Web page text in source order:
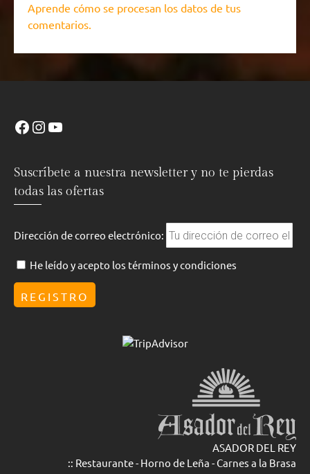
Aprende cómo se procesan los datos de tus
comentarios.
Suscríbete a nuestra newsletter y no te pierdas
todas las ofertas
Dirección de correo electrónico:
He leído y acepto los términos y condiciones
ASADOR DEL REY
:: Restaurante - Horno de Leña - Carnes a la Brasa